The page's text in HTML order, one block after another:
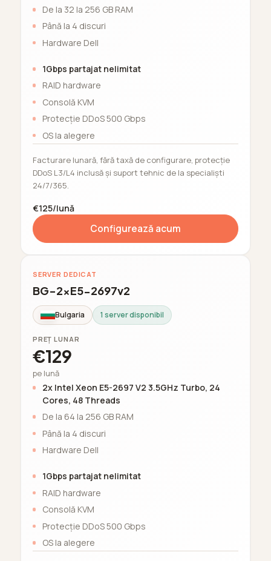
De la 32 la 256 GB RAM
Până la 4 discuri
Hardware Dell
1Gbps partajat nelimitat
RAID hardware
Consolă KVM
Protecție DDoS 500 Gbps
OS la alegere
Facturare lunară, fără taxă de configurare, protecție
DDoS L3/L4 inclusă și suport tehnic de la specialiști
24/7/365.
€125/lună
Configurează acum
SERVER DEDICAT
BG-2xE5-2697v2
Bulgaria 1 server disponibil
PREȚ LUNAR
€129
pe lună
2x Intel Xeon E5-2697 V2 3.5GHz Turbo, 24
Cores, 48 Threads
De la 64 la 256 GB RAM
Până la 4 discuri
Hardware Dell
1Gbps partajat nelimitat
RAID hardware
Consolă KVM
Protecție DDoS 500 Gbps
OS la alegere